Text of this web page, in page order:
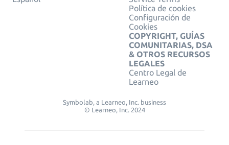
Política de cookies
Configuración de
Cookies
COPYRIGHT, GUÍAS
COMUNITARIAS, DSA
& OTROS RECURSOS
LEGALES
Centro Legal de
Learneo
Symbolab, a Learneo, Inc. business
© Learneo, Inc. 2024